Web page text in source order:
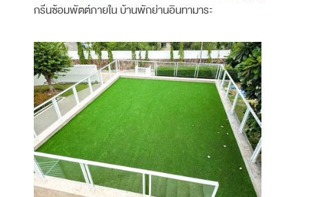
กรีนซ้อมพัตต์ภายใน บ้านพักย่านอินทามาระ